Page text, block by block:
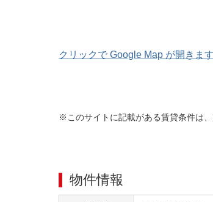
クリックで Google Map が開きます
※このサイトに記載がある賃貸条件は
物件情報